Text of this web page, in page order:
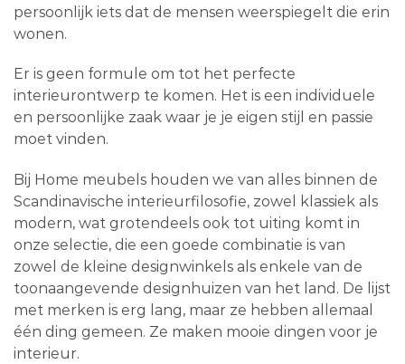
persoonlijk iets dat de mensen weerspiegelt die erin
wonen.
Er is geen formule om tot het perfecte
interieurontwerp te komen. Het is een individuele
en persoonlijke zaak waar je je eigen stijl en passie
moet vinden.
Bij Home meubels houden we van alles binnen de
Scandinavische interieurfilosofie, zowel klassiek als
modern, wat grotendeels ook tot uiting komt in
onze selectie, die een goede combinatie is van
zowel de kleine designwinkels als enkele van de
toonaangevende designhuizen van het land. De lijst
met merken is erg lang, maar ze hebben allemaal
één ding gemeen. Ze maken mooie dingen voor je
interieur.